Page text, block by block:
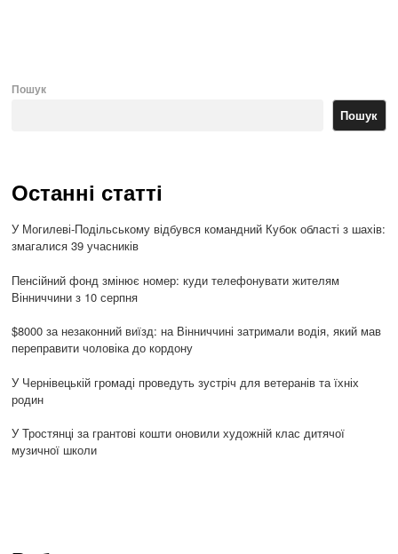
Пошук
Пошук
Останні статті
У Могилеві-Подільському відбувся командний Кубок області з шахів:
змагалися 39 учасників
Пенсійний фонд змінює номер: куди телефонувати жителям
Вінниччини з 10 серпня
$8000 за незаконний виїзд: на Вінниччині затримали водія, який мав
переправити чоловіка до кордону
У Чернівецькій громаді проведуть зустріч для ветеранів та їхніх
родин
У Тростянці за грантові кошти оновили художній клас дитячої
музичної школи